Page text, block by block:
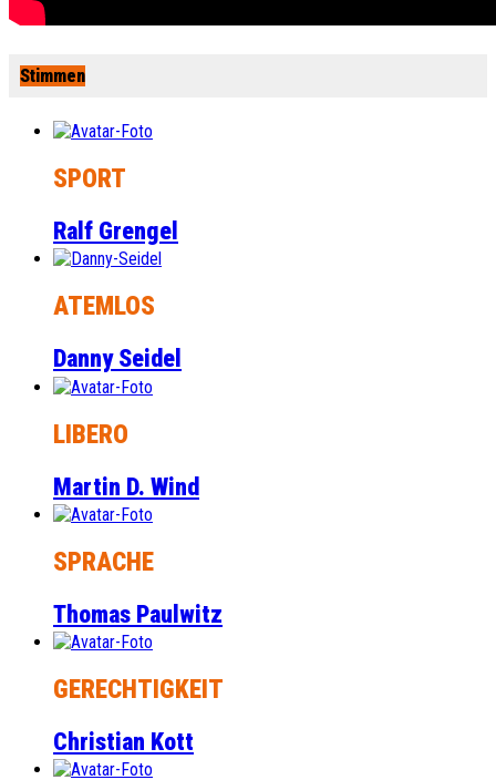
Stimmen
SPORT
Ralf Grengel
ATEMLOS
Danny Seidel
LIBERO
Martin D. Wind
SPRACHE
Thomas Paulwitz
GERECHTIGKEIT
Christian Kott